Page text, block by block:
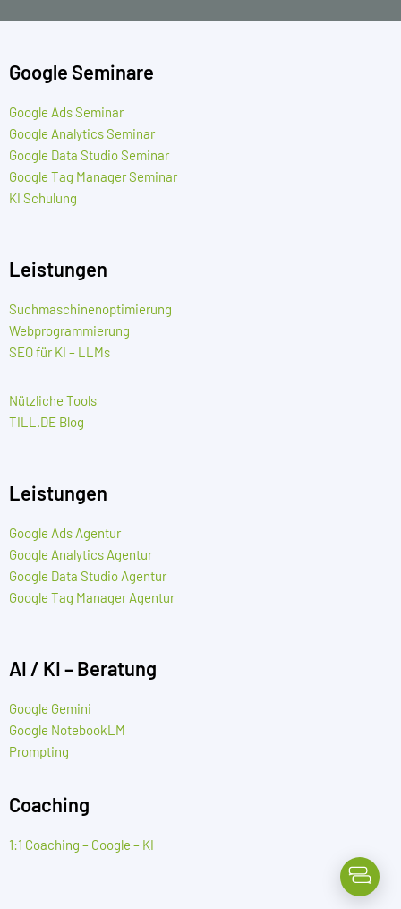
Google Seminare
Google Ads Seminar
Google Analytics Seminar
Google Data Studio Seminar
Google Tag Manager Seminar
KI Schulung
Leistungen
Suchmaschinenoptimierung
Webprogrammierung
SEO für KI – LLMs
Nützliche Tools
TILL.DE Blog
Leistungen
Google Ads Agentur
Google Analytics Agentur
Google Data Studio Agentur
Google Tag Manager Agentur
AI / KI – Beratung
Google Gemini
Google NotebookLM
Prompting
Coaching
1:1 Coaching – Google – KI